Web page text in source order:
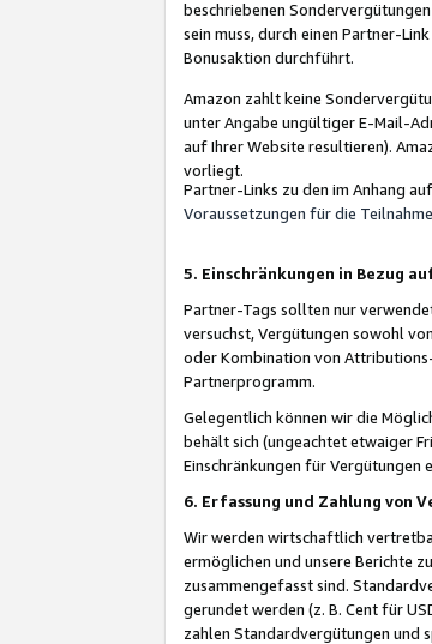
beschriebenen
sein muss, durch einen Partner-
Bonusaktion durchführt.
Amazon zahlt keine
unter Angabe ungültiger E-Mail-
auf Ihrer Website resultieren).
vorliegt.
Partner-Links zu den im Anhang
Voraussetzungen für die
5. Einschränkungen in Bezug
Partner-Tags sollten nur
versuchst, Vergütungen sowohl
oder Kombination von
Partnerprogramm.
Gelegentlich können wir die
behält sich (ungeachtet etwaiger
Einschränkungen für Vergütungen
6. Erfassung und Zahlung von
Wir werden wirtschaftlich
ermöglichen und unsere Berichte
zusammengefasst sind.
gerundet werden (z. B. Cent für
zahlen Standardvergütungen und